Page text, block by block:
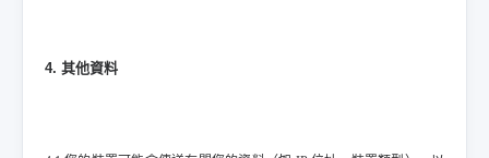
4. 其他資料